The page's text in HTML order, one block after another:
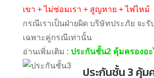
กรณีเราเป็นฝ่ายผิด บริษัทประภัย จะรั
เฉพาะคู่กรณีเท่านั้น
อ่านเพิ่มเติม :ประกันชั้น2 คุ้มครองอะไ
ประกันชั้น 3 คุ้มค
บ้าง